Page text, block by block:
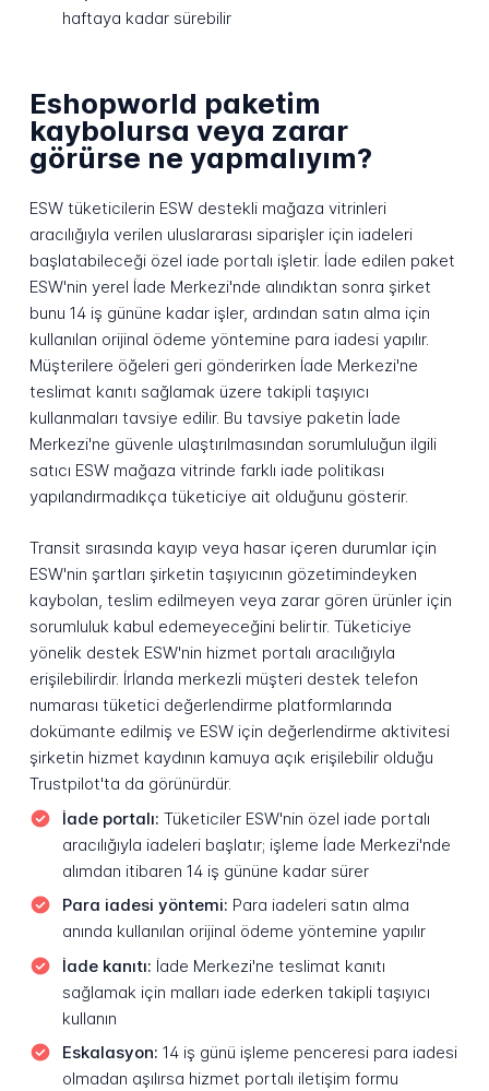
haftaya kadar sürebilir
Eshopworld paketim
kaybolursa veya zarar
görürse ne yapmalıyım?
ESW tüketicilerin ESW destekli mağaza vitrinleri
aracılığıyla verilen uluslararası siparişler için iadeleri
başlatabileceği özel iade portalı işletir. İade edilen paket
ESW'nin yerel İade Merkezi'nde alındıktan sonra şirket
bunu 14 iş gününe kadar işler, ardından satın alma için
kullanılan orijinal ödeme yöntemine para iadesi yapılır.
Müşterilere öğeleri geri gönderirken İade Merkezi'ne
teslimat kanıtı sağlamak üzere takipli taşıyıcı
kullanmaları tavsiye edilir. Bu tavsiye paketin İade
Merkezi'ne güvenle ulaştırılmasından sorumluluğun ilgili
satıcı ESW mağaza vitrinde farklı iade politikası
yapılandırmadıkça tüketiciye ait olduğunu gösterir.
Transit sırasında kayıp veya hasar içeren durumlar için
ESW'nin şartları şirketin taşıyıcının gözetimindeyken
kaybolan, teslim edilmeyen veya zarar gören ürünler için
sorumluluk kabul edemeyeceğini belirtir. Tüketiciye
yönelik destek ESW'nin hizmet portalı aracılığıyla
erişilebilirdir. İrlanda merkezli müşteri destek telefon
numarası tüketici değerlendirme platformlarında
dokümante edilmiş ve ESW için değerlendirme aktivitesi
şirketin hizmet kaydının kamuya açık erişilebilir olduğu
Trustpilot'ta da görünürdür.
İade portalı: Tüketiciler ESW'nin özel iade portalı
aracılığıyla iadeleri başlatır; işleme İade Merkezi'nde
alımdan itibaren 14 iş gününe kadar sürer
Para iadesi yöntemi: Para iadeleri satın alma
anında kullanılan orijinal ödeme yöntemine yapılır
İade kanıtı: İade Merkezi'ne teslimat kanıtı
sağlamak için malları iade ederken takipli taşıyıcı
kullanın
Eskalasyon: 14 iş günü işleme penceresi para iadesi
olmadan aşılırsa hizmet portalı iletişim formu